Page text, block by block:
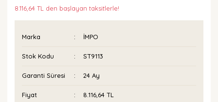
8.116,64 TL den başlayan taksitlerle!
Marka İMPO
Stok Kodu ST9113
Garanti Süresi 24 Ay
Fiyat 8.116,64 TL